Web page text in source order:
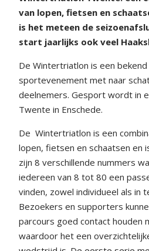
van lopen, fietsen en
is het meteen de
start jaarlijks ook veel
De Wintertriatlon is een bekend
sportevenement met naar
deelnemers. Gesport wordt in
Twente in Enschede.
De Wintertriatlon is een
lopen, fietsen en schaatsen en
zijn 8 verschillende nummers
iedereen van 8 tot 80 een
vinden, zowel individueel als in
Bezoekers en supporters
parcours goed contact houden
waardoor het een